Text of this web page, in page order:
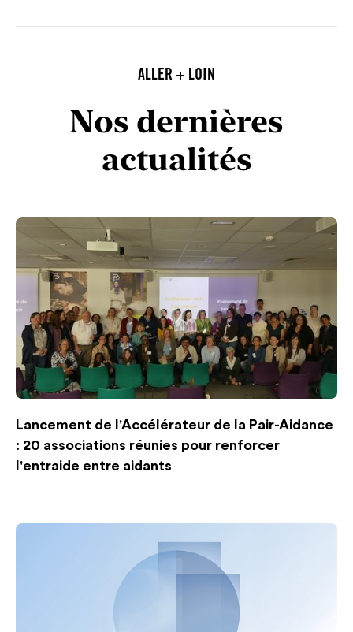
ALLER + LOIN
Nos dernières
actualités
Lancement de l'Accélérateur de la Pair-Aidance
: 20 associations réunies pour renforcer
l'entraide entre aidants